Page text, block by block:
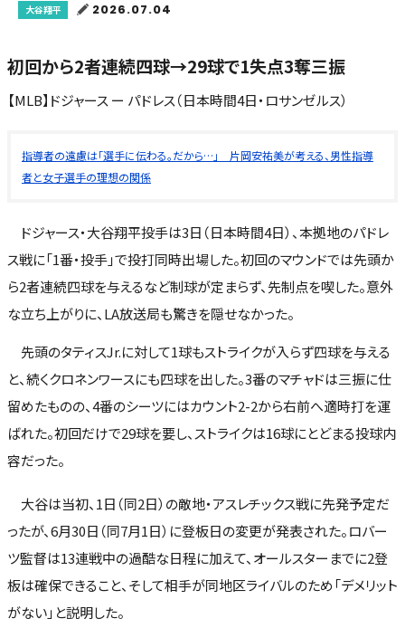
大谷翔平 2026.07.04
初回から2者連続四球→29球で1失点3奪三振
【MLB】ドジャース ー パドレス（日本時間4日・ロサンゼルス）
指導者の遠慮は「選手に伝わる。だから…」 片岡安祐美が考える、男性指導
者と女子選手の理想の関係
ドジャース・大谷翔平投手は3日（日本時間4日）、本拠地のパドレ
ス戦に「1番・投手」で投打同時出場した。初回のマウンドでは先頭か
ら2者連続四球を与えるなど制球が定まらず、先制点を喫した。意外
な立ち上がりに、LA放送局も驚きを隠せなかった。
先頭のタティスJr.に対して1球もストライクが入らず四球を与える
と、続くクロネンワースにも四球を出した。3番のマチャドは三振に仕
留めたものの、4番のシーツにはカウント2-2から右前へ適時打を運
ばれた。初回だけで29球を要し、ストライクは16球にとどまる投球内
容だった。
大谷は当初、1日（同2日）の敵地・アスレチックス戦に先発予定だ
ったが、6月30日（同7月1日）に登板日の変更が発表された。ロバー
ツ監督は13連戦中の過酷な日程に加えて、オールスターまでに2登
板は確保できること、そして相手が同地区ライバルのため「デメリット
がない」と説明した。